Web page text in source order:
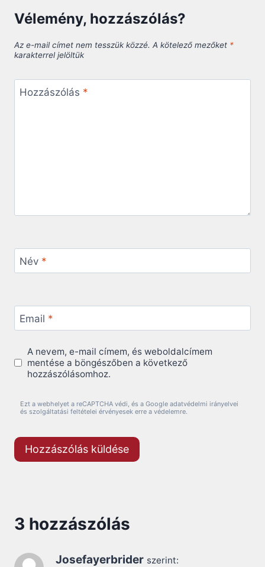
Vélemény, hozzászólás?
Az e-mail címet nem tesszük közzé. A kötelező mezőket *
karakterrel jelöltük
Hozzászólás *
Név *
Email *
A nevem, e-mail címem, és weboldalcímem
mentése a böngészőben a következő
hozzászólásomhoz.
Ezt a webhelyet a reCAPTCHA védi, és a Google adatvédelmi irányelvei
és szolgáltatási feltételei érvényesek erre a védelemre.
3 hozzászólás
Josefayerbrider szerint: